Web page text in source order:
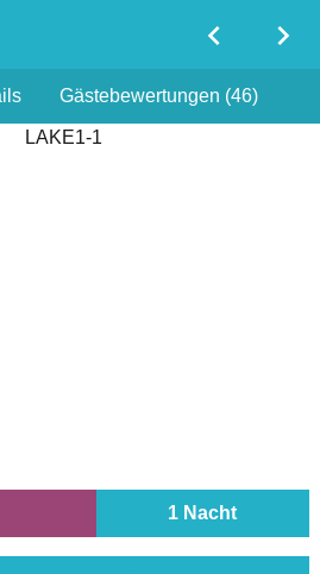
chevron_left chevron_right
Gästebewertungen (46)
1 Nacht